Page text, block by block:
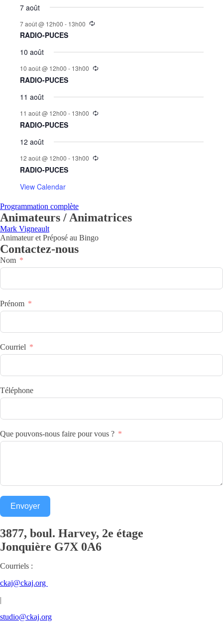
7 août
7 août @ 12h00 - 13h00
RADIO-PUCES
10 août
10 août @ 12h00 - 13h00
RADIO-PUCES
11 août
11 août @ 12h00 - 13h00
RADIO-PUCES
12 août
12 août @ 12h00 - 13h00
RADIO-PUCES
View Calendar
Programmation complète
Animateurs / Animatrices
Mark Vigneault
Animateur et Préposé au Bingo
Contactez-nous
Nom
Prénom
Courriel
Téléphone
Que pouvons-nous faire pour vous ?
Envoyer
3877, boul. Harvey, 2e étage
Jonquière G7X 0A6
Courriels :
ckaj@ckaj.org
|
studio@ckaj.org